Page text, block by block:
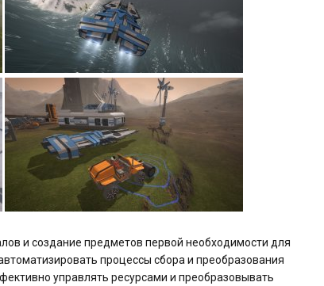
и создание предметов первой необходимости для
процессы сбора и преобразования
управлять ресурсами и преобразовывать